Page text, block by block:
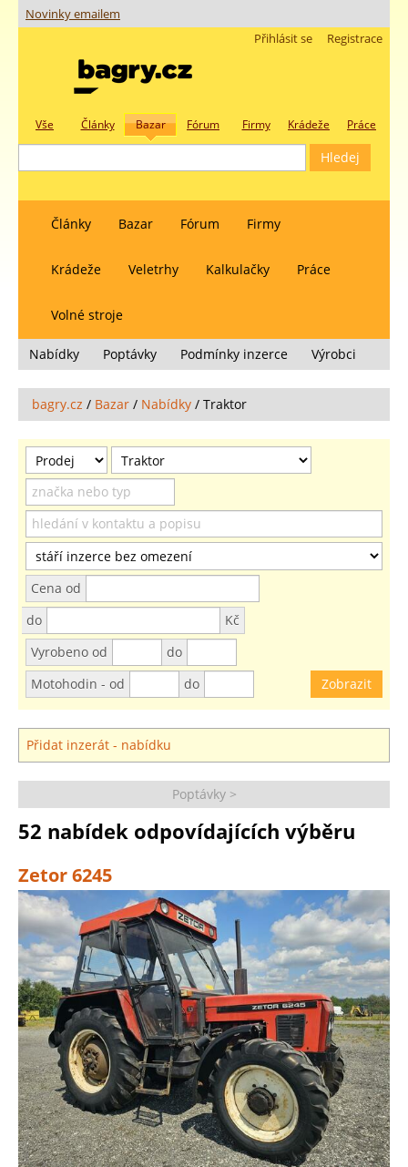
Novinky emailem
Registrace
Přihlásit se
Vše Články Bazar Fórum Firmy Krádeže Práce
Články Bazar Fórum Firmy
Krádeže Veletrhy Kalkulačky Práce
Volné stroje
Nabídky Poptávky Podmínky inzerce Výrobci
bagry.cz / Bazar / Nabídky / Traktor
Cena od
do
Kč
Vyrobeno od
do
Motohodin - od
do
Přidat inzerát - nabídku
Poptávky >
52 nabídek odpovídajících výběru
Zetor 6245